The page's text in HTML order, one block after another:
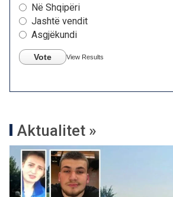
Në Shqipëri
Jashtë vendit
Asgjëkundi
Vote View Results
Aktualitet »